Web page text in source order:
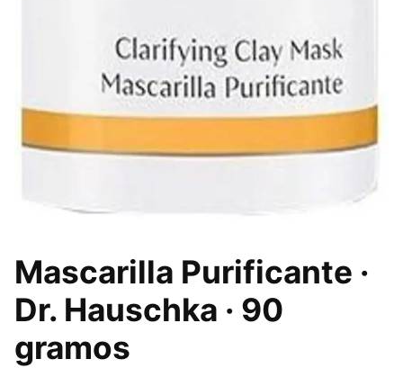
Mascarilla Purificante ·
Dr. Hauschka · 90
gramos